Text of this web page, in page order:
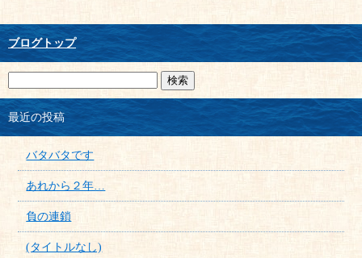
ブログトップ
最近の投稿
バタバタです
あれから２年…
負の連鎖
(タイトルなし)